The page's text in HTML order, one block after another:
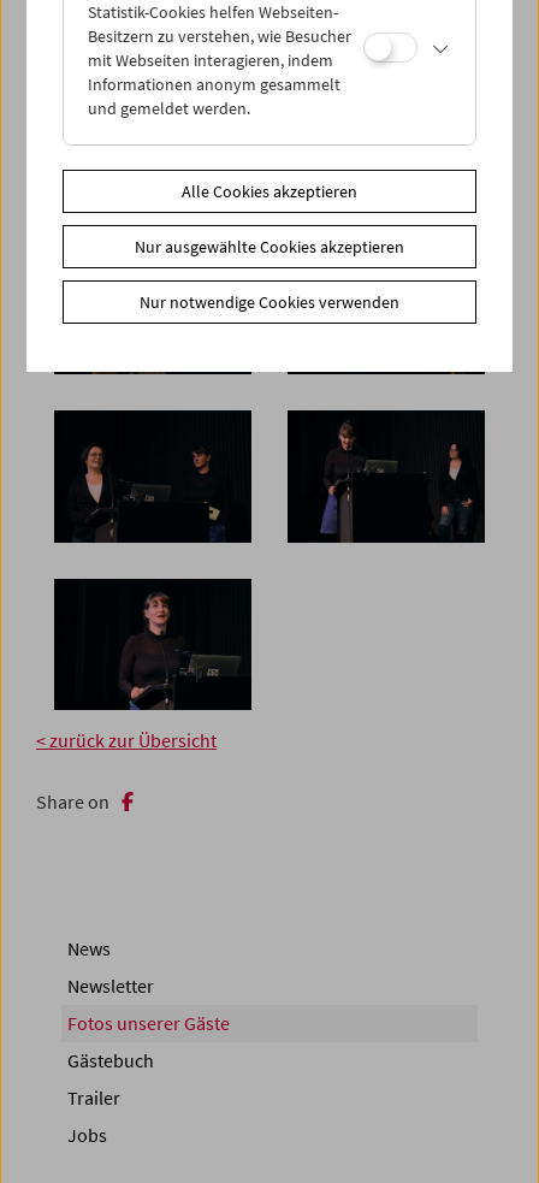
< zurück zur Übersicht
Share on
News
Newsletter
Fotos unserer Gäste
Gästebuch
Trailer
Jobs
Statistik-Cookies helfen Webseiten-
Besitzern zu verstehen, wie Besucher
mit Webseiten interagieren, indem
Informationen anonym gesammelt
und gemeldet werden.
Alle Cookies akzeptieren
Nur ausgewählte Cookies akzeptieren
Nur notwendige Cookies verwenden